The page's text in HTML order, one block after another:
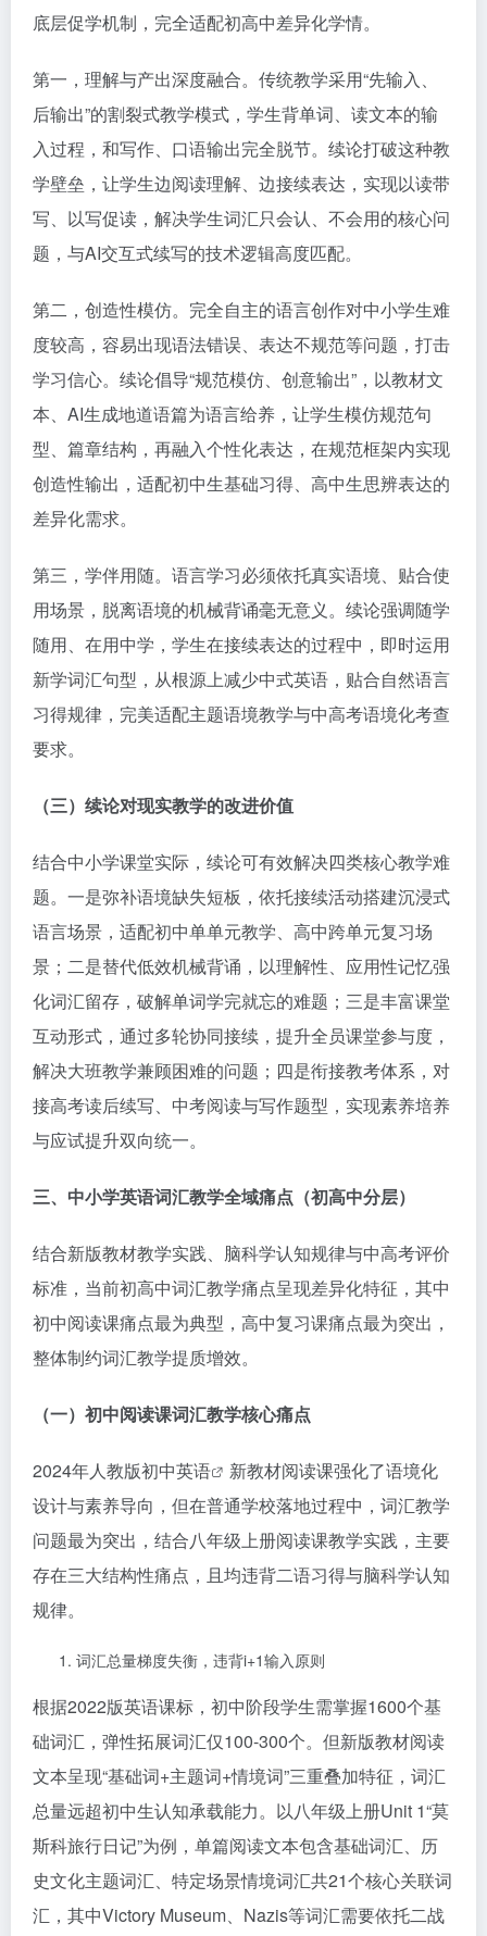
底层促学机制，完全适配初高中差异化学情。
第一，理解与产出深度融合。传统教学采用“先输入、
后输出”的割裂式教学模式，学生背单词、读文本的输
入过程，和写作、口语输出完全脱节。续论打破这种教
学壁垒，让学生边阅读理解、边接续表达，实现以读带
写、以写促读，解决学生词汇只会认、不会用的核心问
题，与AI交互式续写的技术逻辑高度匹配。
第二，创造性模仿。完全自主的语言创作对中小学生难
度较高，容易出现语法错误、表达不规范等问题，打击
学习信心。续论倡导“规范模仿、创意输出”，以教材文
本、AI生成地道语篇为语言给养，让学生模仿规范句
型、篇章结构，再融入个性化表达，在规范框架内实现
创造性输出，适配初中生基础习得、高中生思辨表达的
差异化需求。
第三，学伴用随。语言学习必须依托真实语境、贴合使
用场景，脱离语境的机械背诵毫无意义。续论强调随学
随用、在用中学，学生在接续表达的过程中，即时运用
新学词汇句型，从根源上减少中式英语，贴合自然语言
习得规律，完美适配主题语境教学与中高考语境化考查
要求。
（三）续论对现实教学的改进价值
结合中小学课堂实际，续论可有效解决四类核心教学难
题。一是弥补语境缺失短板，依托接续活动搭建沉浸式
语言场景，适配初中单单元教学、高中跨单元复习场
景；二是替代低效机械背诵，以理解性、应用性记忆强
化词汇留存，破解单词学完就忘的难题；三是丰富课堂
互动形式，通过多轮协同接续，提升全员课堂参与度，
解决大班教学兼顾困难的问题；四是衔接教考体系，对
接高考读后续写、中考阅读与写作题型，实现素养培养
与应试提升双向统一。
三、中小学英语词汇教学全域痛点（初高中分层）
结合新版教材教学实践、脑科学认知规律与中高考评价
标准，当前初高中词汇教学痛点呈现差异化特征，其中
初中阅读课痛点最为典型，高中复习课痛点最为突出，
整体制约词汇教学提质增效。
（一）初中阅读课词汇教学核心痛点
2024年人教版初中英语
新教材阅读课强化了语境化
设计与素养导向，但在普通学校落地过程中，词汇教学
问题最为突出，结合八年级上册阅读课教学实践，主要
存在三大结构性痛点，且均违背二语习得与脑科学认知
规律。
词汇总量梯度失衡，违背i+1输入原则
根据2022版英语课标，初中阶段学生需掌握1600个基
础词汇，弹性拓展词汇仅100-300个。但新版教材阅读
文本呈现“基础词+主题词+情境词”三重叠加特征，词汇
总量远超初中生认知承载能力。以八年级上册Unit 1“莫
斯科旅行日记”为例，单篇阅读文本包含基础词汇、历
史文化主题词汇、特定场景情境词汇共21个核心关联词
汇，其中Victory Museum、Nazis等词汇需要依托二战